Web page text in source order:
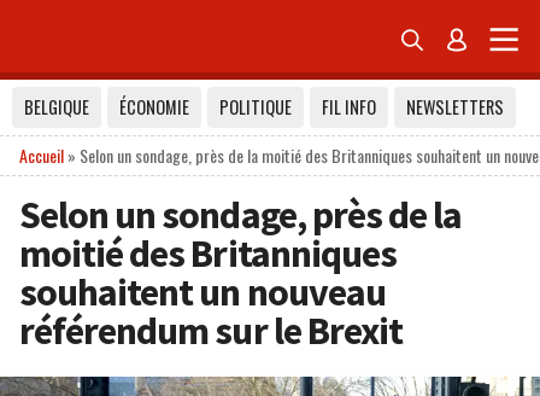
 
BELGIQUE ÉCONOMIE POLITIQUE FIL INFO
NEWSLETTERS
Accueil» Selon un sondage, près de la moitié des Britanniques souhaitent un
Selon un sondage, près de la
moitié des Britanniques
souhaitent un nouveau
référendum sur le Brexit